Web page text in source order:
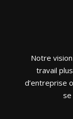
Notre
travail
d’entreprise
se